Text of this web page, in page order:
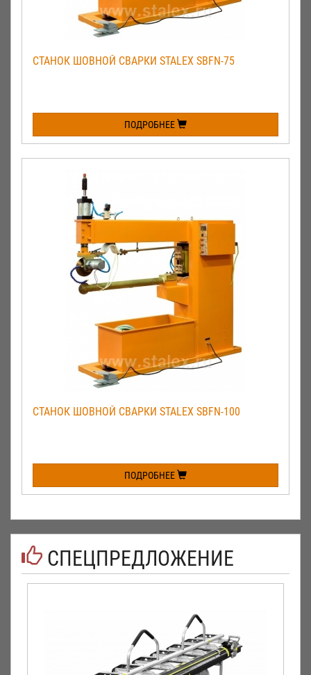
СТАНОК ШОВНОЙ СВАРКИ STALEX SBFN-75
ПОДРОБНЕЕ
СТАНОК ШОВНОЙ СВАРКИ STALEX SBFN-100
ПОДРОБНЕЕ
СПЕЦПРЕДЛОЖЕНИЕ